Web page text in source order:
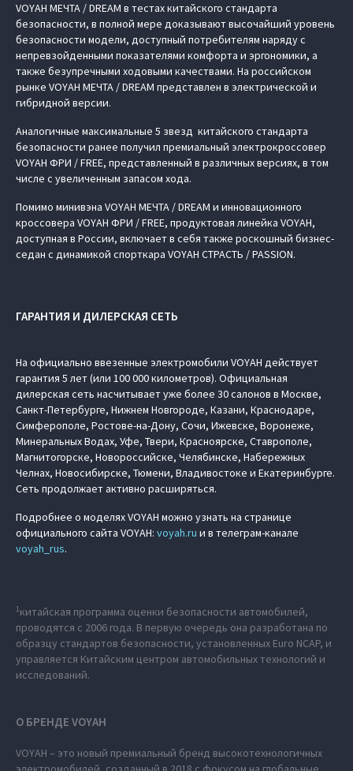
VOYAH МЕЧТА / DREAM в тестах китайского стандарта
безопасности, в полной мере доказывают высочайший уровень
безопасности модели, доступный потребителям наряду с
непревзойденными показателями комфорта и эргономики, а
также безупречными ходовыми качествами. На российском
рынке VOYAH МЕЧТА / DREAM представлен в электрической и
гибридной версии.
Аналогичные максимальные 5 звезд китайского стандарта
безопасности ранее получил премиальный электрокроссовер
VOYAH ФРИ / FREE, представленный в различных версиях, в том
числе с увеличенным запасом хода.
Помимо минивэна VOYAH МЕЧТА / DREAM и инновационного
кроссовера VOYAH ФРИ / FREE, продуктовая линейка VOYAH,
доступная в России, включает в себя также роскошный бизнес-
седан с динамикой спорткара VOYAH СТРАСТЬ / PASSION.
ГАРАНТИЯ И ДИЛЕРСКАЯ СЕТЬ
На официально ввезенные электромобили VOYAH действует
гарантия 5 лет (или 100 000 километров). Официальная
дилерская сеть насчитывает уже более 30 салонов в Москве,
Санкт-Петербурге, Нижнем Новгороде, Казани, Краснодаре,
Симферополе, Ростове-на-Дону, Сочи, Ижевске, Воронеже,
Минеральных Водах, Уфе, Твери, Красноярске, Ставрополе,
Магнитогорске, Новороссийске, Челябинске, Набережных
Челнах, Новосибирске, Тюмени, Владивостоке и Екатеринбурге.
Сеть продолжает активно расширяться.
Подробнее о моделях VOYAH можно узнать на странице
официального сайта VOYAH: voyah.ru и в телеграм-канале
voyah_rus.
1китайская программа оценки безопасности автомобилей,
проводятся с 2006 года. В первую очередь она разработана по
образцу стандартов безопасности, установленных Euro NCAP, и
управляется Китайским центром автомобильных технологий и
исследований.
О БРЕНДЕ VOYAH
VOYAH – это новый премиальный бренд высокотехнологичных